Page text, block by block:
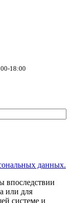
18:00
данных.
впоследствии
или для
системе и